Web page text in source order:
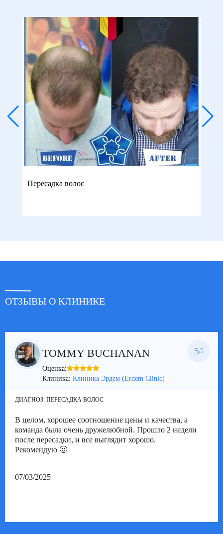
Пересадка волос
ОТЗЫВЫ О КЛИНИКЕ
TOMMY BUCHANAN 5/5
Оценка:
Клиника: Клиника Эрдем (Erdem Clinic)
ДИАГНОЗ: ПЕРЕСАДКА ВОЛОС
В целом, хорошее соотношение цены и качества, а
команда была очень дружелюбной. Прошло 2 недели
после пересадки, и все выглядит хорошо.
Рекомендую 🙂
07/03/2025